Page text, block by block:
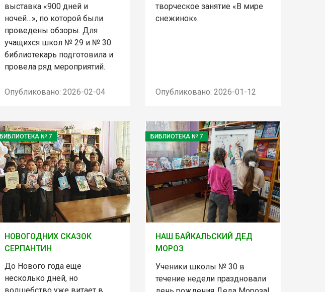
выставка «900 дней и
ночей…», по которой были
проведены обзоры. Для
учащихся школ № 29 и № 30
библиотекарь подготовила и
провела ряд мероприятий.
Опубликовано: 2026-02-04
творческое занятие «В мире
снежинок».
Опубликовано: 2026-01-12
БИБЛИОТЕКА № 7
НОВОГОДНИХ СКАЗОК
СЕРПАНТИН
До Нового года еще
несколько дней, но
волшебство уже витает в
БИБЛИОТЕКА № 7
НАШ БАЙКАЛЬСКИЙ ДЕД
МОРОЗ
Ученики школы № 30 в
течение недели праздновали